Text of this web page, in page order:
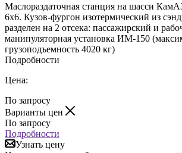
Маслораздаточная станция на шасси
6х6. Кузов-фургон изотермический из
разделен на 2 отсека: пассажирский и
манипуляторная установка ИМ-150
грузоподъемность 4020 кг)
Подробности
Цена:
По запросу
Варианты цен
По запросу
Подробности
Узнать цену